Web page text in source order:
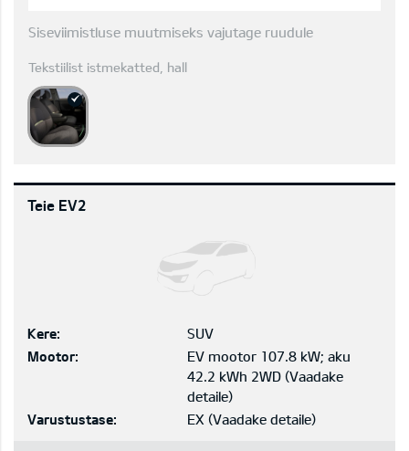
Siseviimistluse muutmiseks vajutage ruudule
Tekstiilist istmekatted, hall
Teie EV2
Kere:
SUV
Mootor:
EV mootor 107.8 kW; aku
42.2 kWh 2WD (Vaadake
detaile)
Varustustase:
EX (Vaadake detaile)